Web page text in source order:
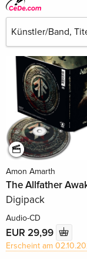
Neuheiten
Amon Amarth
The Allfather
Digipack
Audio-CD
EUR 29,99
Erscheint am